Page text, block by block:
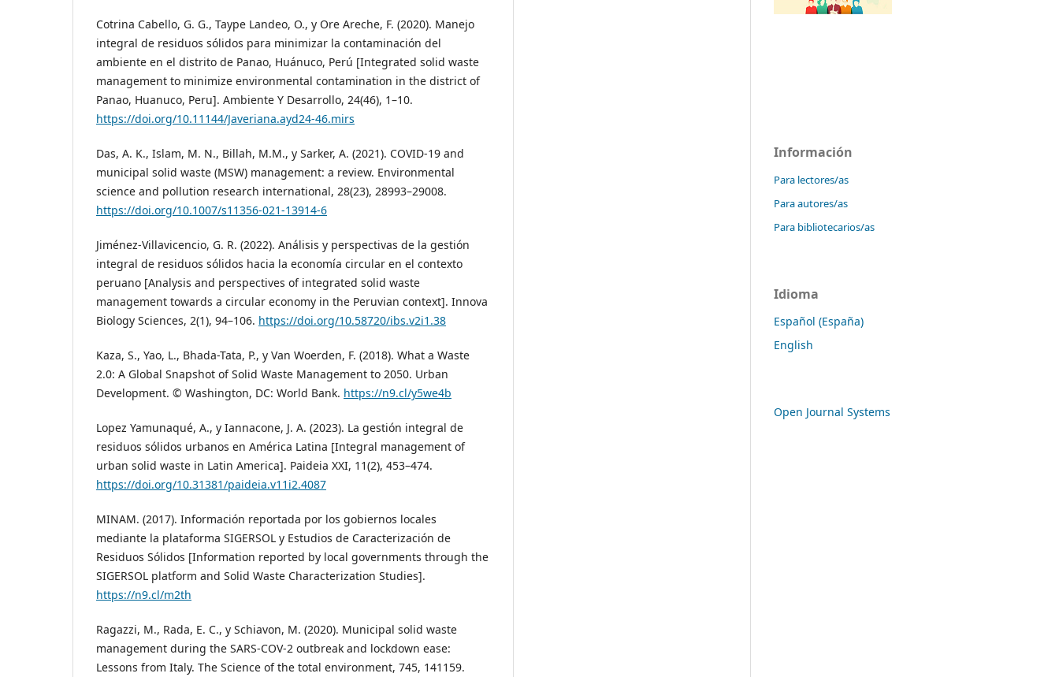
Cotrina Cabello, G. G., Taype Landeo, O., y Ore Areche, F. (2020). Manejo
integral de residuos sólidos para minimizar la contaminación del
ambiente en el distrito de Panao, Huánuco, Perú [Integrated solid waste
management to minimize environmental contamination in the district of
Panao, Huanuco, Peru]. Ambiente Y Desarrollo, 24(46), 1–10.
https://doi.org/10.11144/Javeriana.ayd24-46.mirs
Das, A. K., Islam, M. N., Billah, M.M., y Sarker, A. (2021). COVID-19 and
municipal solid waste (MSW) management: a review. Environmental
science and pollution research international, 28(23), 28993–29008.
https://doi.org/10.1007/s11356-021-13914-6
Jiménez-Villavicencio, G. R. (2022). Análisis y perspectivas de la gestión
integral de residuos sólidos hacia la economía circular en el contexto
peruano [Analysis and perspectives of integrated solid waste
management towards a circular economy in the Peruvian context]. Innova
Biology Sciences, 2(1), 94–106. https://doi.org/10.58720/ibs.v2i1.38
Kaza, S., Yao, L., Bhada-Tata, P., y Van Woerden, F. (2018). What a Waste
2.0: A Global Snapshot of Solid Waste Management to 2050. Urban
Development. © Washington, DC: World Bank. https://n9.cl/y5we4b
Lopez Yamunaqué, A., y Iannacone, J. A. (2023). La gestión integral de
residuos sólidos urbanos en América Latina [Integral management of
urban solid waste in Latin America]. Paideia XXI, 11(2), 453–474.
https://doi.org/10.31381/paideia.v11i2.4087
MINAM. (2017). Información reportada por los gobiernos locales
mediante la plataforma SIGERSOL y Estudios de Caracterización de
Residuos Sólidos [Information reported by local governments through the
SIGERSOL platform and Solid Waste Characterization Studies].
https://n9.cl/m2th
Ragazzi, M., Rada, E. C., y Schiavon, M. (2020). Municipal solid waste
management during the SARS-COV-2 outbreak and lockdown ease:
Lessons from Italy. The Science of the total environment, 745, 141159.
Información
Para lectores/as
Para autores/as
Para bibliotecarios/as
Idioma
Español (España)
English
Open Journal Systems